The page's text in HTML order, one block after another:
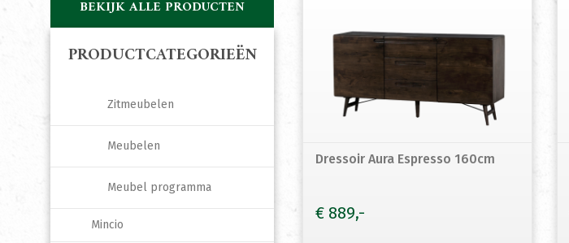
Dressoir Aura Espresso 160cm
€ 889
BEKIJK ALLE PRODUCTEN
PRODUCTCATEGORIEËN
Zitmeubelen
Meubelen
Meubel programma
Mincio